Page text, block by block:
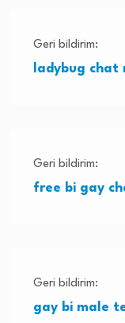
Geri bildirim:
ladybug chat
Geri bildirim:
free bi gay
Geri bildirim:
gay bi male